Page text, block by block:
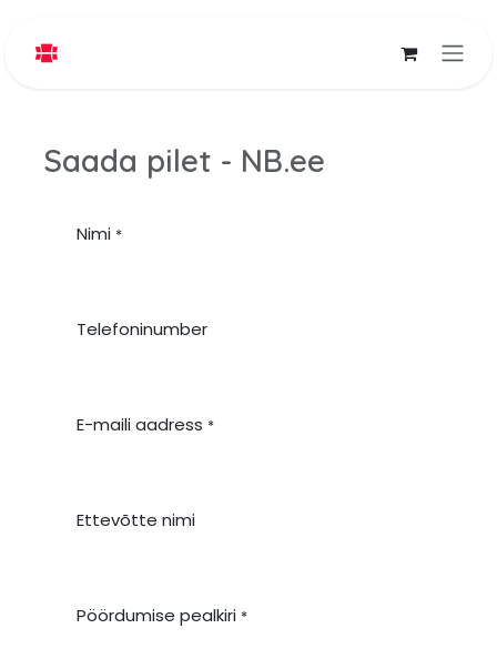
Saada pilet - NB.ee
Nimi *
Telefoninumber
E-maili aadress *
Ettevõtte nimi
Pöördumise pealkiri *